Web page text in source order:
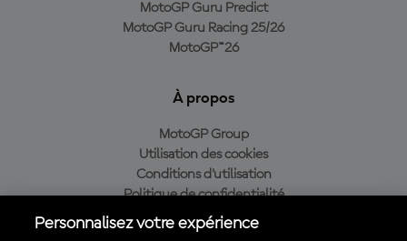
MotoGP Guru Predict
MotoGP Guru Racing 25/26
MotoGP™26
À propos
MotoGP Group
Utilisation des cookies
Conditions d'utilisation
Politique de confidentialité
Politique d’achat
Personnalisez votre expérience